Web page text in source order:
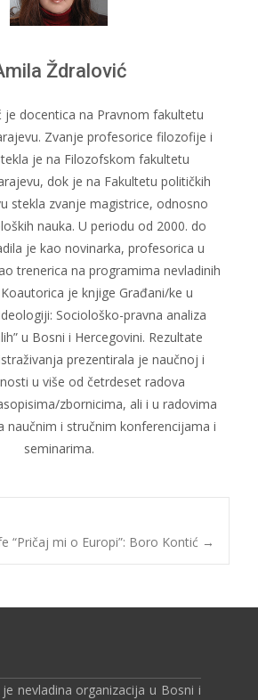
Ždralović
je docentica na Pravnom fakultetu
Zvanje profesorice filozofije i
je na Filozofskom fakultetu
dok je na Fakultetu političkih
stekla zvanje magistrice, odnosno
nauka. U periodu od 2000. do
je kao novinarka, profesorica u
trenerica na programima nevladinih
je knjige Građani/ke u
Sociološko-pravna analiza
u Bosni i Hercegovini. Rezultate
prezentirala je naučnoj i
u više od četrdeset radova
zbornicima, ali i u radovima
naučnim i stručnim konferencijama i
seminarima.
“Pričaj mi o Europi”: Boro Kontić →
nevladina organizacija u Bosni i